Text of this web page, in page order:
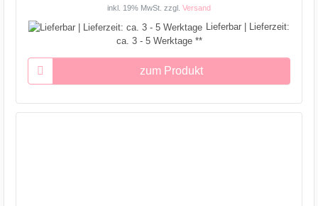
inkl. 19% MwSt. zzgl. Versand
Lieferbar | Lieferzeit:
ca. 3 - 5 Werktage **
zum Produkt